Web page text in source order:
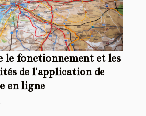
le fonctionnement et les
de l'application de
en ligne